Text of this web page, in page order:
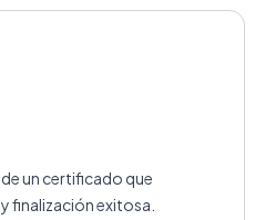
un certificado que
finalización exitosa.